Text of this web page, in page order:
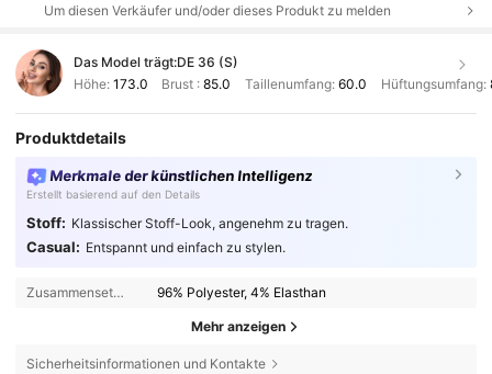
Um diesen Verkäufer und/oder dieses Produkt zu melden
Das Model trägt:DE 36 (S)
Höhe: 173.0 Brust :85.0 Taillenumfang: 60.0 Hüftungsumfang:
Produktdetails
Merkmale der künstlichen Intelligenz
Erstellt basierend auf den Details
Stoff: Klassischer Stoff-Look, angenehm zu tragen.
Casual: Entspannt und einfach zu stylen.
Zusammensetzung: 96% Polyester, 4% Elasthan
Mehr anzeigen
Sicherheitsinformationen und Kontakte